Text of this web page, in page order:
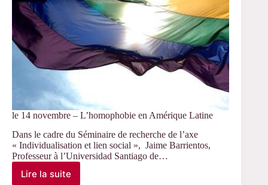
le 14 novembre – L’homophobie en Amérique Latine
Dans le cadre du Séminaire de recherche de l’axe
« Individualisation et lien social », Jaime Barrientos,
Professeur à l’Universidad Santiago de…
Lire la suite
le